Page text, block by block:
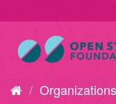
Organizations